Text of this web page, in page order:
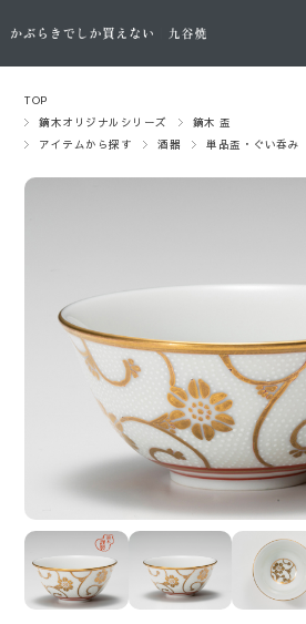
TOP
鏑木オリジナルシリーズ
鏑木 盃
アイテムから探す
酒器 単品盃・ぐい呑み